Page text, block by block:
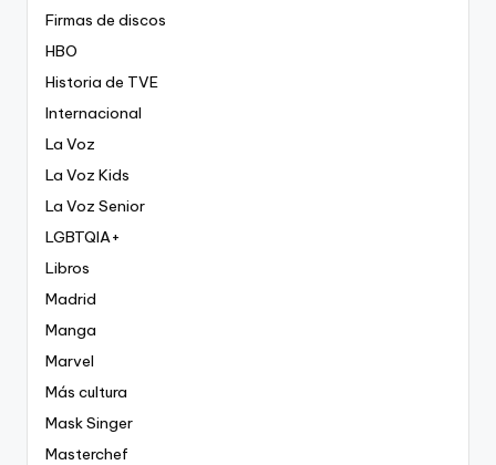
Firmas de discos
HBO
Historia de TVE
Internacional
La Voz
La Voz Kids
La Voz Senior
LGBTQIA+
Libros
Madrid
Manga
Marvel
Más cultura
Mask Singer
Masterchef